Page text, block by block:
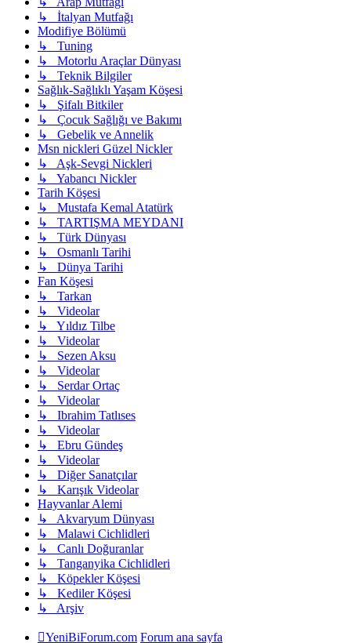
↳ İtalyan Mutfağı
Modifiye Bölümü
↳ Tuning
↳ Motorlu Araçlar Dünyası
↳ Teknik Bilgiler
Sağlık-Sağlıklı Yaşam Köşesi
↳ Şifalı Bitkiler
↳ Çocuk Sağlığı ve Bakımı
↳ Gebelik ve Annelik
Msn nickleri Güzel Nickler
↳ Aşk-Sevgi Nickleri
↳ Yabancı Nickler
Tarih Köşesi
↳ Mustafa Kemal Atatürk
↳ TARTIŞMA MEYDANI
↳ Türk Dünyası
↳ Osmanlı Tarihi
↳ Dünya Tarihi
Fan Köşesi
↳ Tarkan
↳ Videolar
↳ Yıldız Tilbe
↳ Videolar
↳ Sezen Aksu
↳ Videolar
↳ Serdar Ortaç
↳ Videolar
↳ Ibrahim Tatlıses
↳ Videolar
↳ Ebru Gündeş
↳ Videolar
↳ Diğer Sanatçılar
↳ Karışık Videolar
Hayvanlar Alemi
↳ Akvaryum Dünyası
↳ Malawi Cichlidleri
↳ Canlı Doğuranlar
↳ Tanganyika Cichlidleri
↳ Köpekler Köşesi
↳ Kediler Köşesi
↳ Arşiv
YeniBiForum.com Forum ana sayfa